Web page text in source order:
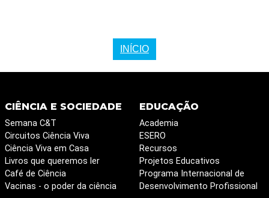
INÍCIO
CIÊNCIA E SOCIEDADE
Semana C&T
Circuitos Ciência Viva
Ciência Viva em Casa
Livros que queremos ler
Café de Ciência
Vacinas - o poder da ciência
EDUCAÇÃO
Academia
ESERO
Recursos
Projetos Educativos
Programa Internacional de
Desenvolvimento Profissional